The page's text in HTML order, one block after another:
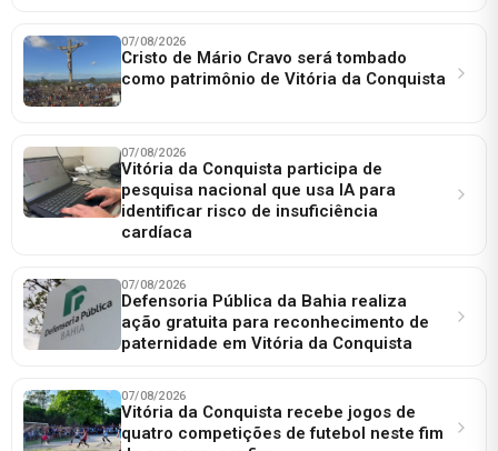
07/08/2026
Cristo de Mário Cravo será tombado
como patrimônio de Vitória da Conquista
07/08/2026
Vitória da Conquista participa de
pesquisa nacional que usa IA para
identificar risco de insuficiência
cardíaca
07/08/2026
Defensoria Pública da Bahia realiza
ação gratuita para reconhecimento de
paternidade em Vitória da Conquista
07/08/2026
Vitória da Conquista recebe jogos de
quatro competições de futebol neste fim